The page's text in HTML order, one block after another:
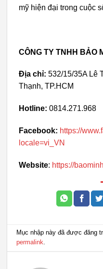
mỹ hiện đại trong cuộc
CÔNG TY TNHH BẢO
Địa chỉ: 532/15/35A Lê
Thạnh, TP.HCM
Hotline: 0814.271.968
Facebook: https://
locale=vi_VN
Website: https://
Mục nhập này đã được đăng
permalink.